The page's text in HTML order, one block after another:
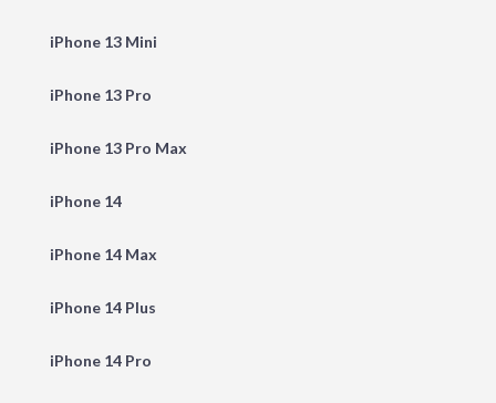
iPhone 13 Mini
iPhone 13 Pro
iPhone 13 Pro Max
iPhone 14
iPhone 14 Max
iPhone 14 Plus
iPhone 14 Pro